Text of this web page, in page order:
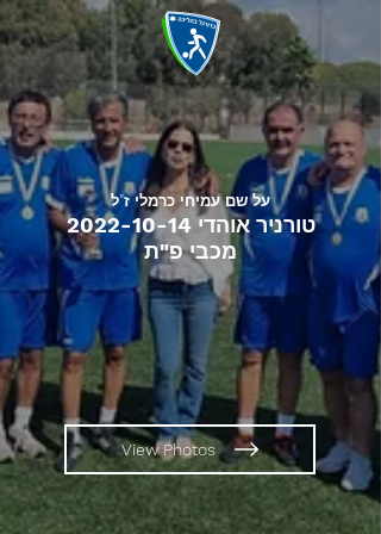
2022-10-14 טורניר אוהדי
מכבי פ"ת
על שם עמיחי כרמלי ז"ל
View Photos